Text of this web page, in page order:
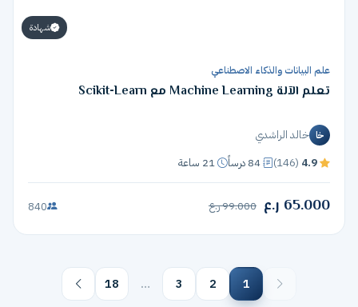
شهادة
علم البيانات والذكاء الاصطناعي
تعلم الآلة Machine Learning مع Scikit-Learn
خا
خالد الراشدي
4.9
(146) 84 درساً 21 ساعة
65.000 ر.ع 99.000 ر.ع 840
18